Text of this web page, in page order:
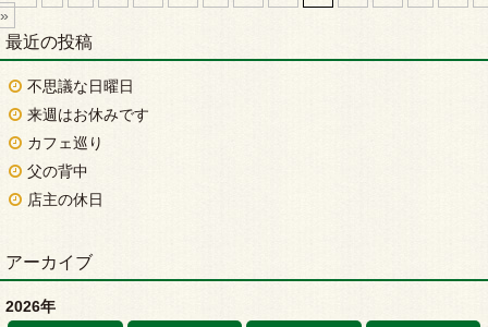
»
最近の投稿
不思議な日曜日
来週はお休みです
カフェ巡り
父の背中
店主の休日
アーカイブ
2026年